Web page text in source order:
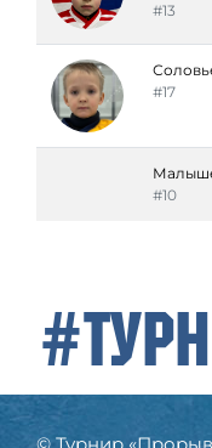
#13
#17
#10